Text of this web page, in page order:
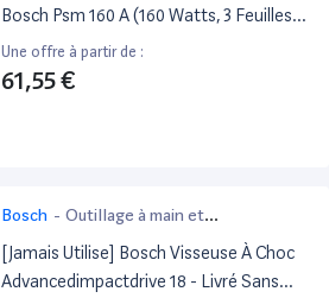
Bosch Psm 160 A (160 Watts, 3 Feuilles
Abrasives, Surface De Ponçage : 104
Cm²)
Une offre à partir de :
61,55 €
Bosch - Outillage à main et
électroportatif
[Jamais Utilise] Bosch Visseuse À Choc
Advancedimpactdrive 18 - Livré Sans